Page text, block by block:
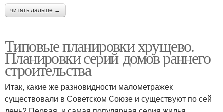
читать дальше →
Типовые планировки хрущево.
Планировки серий домов раннего
строительства
Итак, какие же разновидности малометражек
существовали в Советском Союзе и существуют по сей